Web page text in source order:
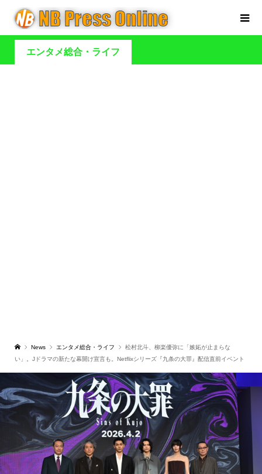
エンタメ総合・ライフ
News エンタメ総合・ライフ
松村北斗、柳楽優弥に「嫉妬が止まらな
い」。Jドラマの新たな幕開け宣言も。Netflixシリーズ『九条の大罪』配信直前イベント